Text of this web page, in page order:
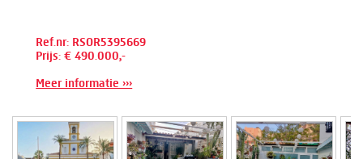
Ref.nr: RSOR5395669
Prijs: € 490.000,-
Meer informatie ›››